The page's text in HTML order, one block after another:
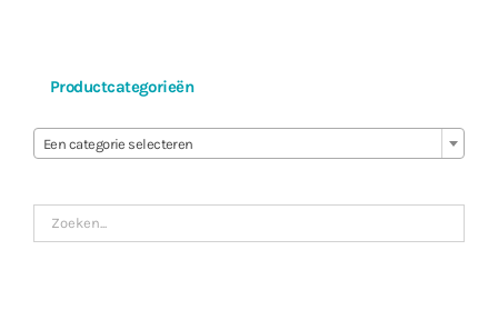
Productcategorieën
Een categorie selecteren